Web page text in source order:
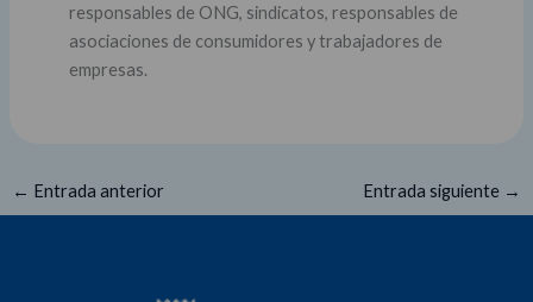
responsables de ONG, sindicatos, responsables de
asociaciones de consumidores y trabajadores de
empresas.
← Entrada anterior Entrada siguiente →